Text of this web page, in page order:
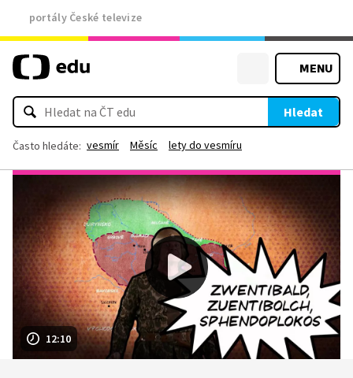
portály České televize
MENU
Hledat
Často hledáte: vesmír Měsíc lety do vesmíru
12:10